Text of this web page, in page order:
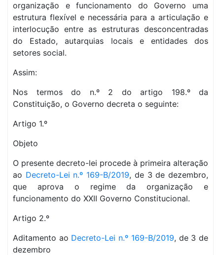
organização e funcionamento do Governo uma
estrutura flexível e necessária para a articulação e
interlocução entre as estruturas desconcentradas
do Estado, autarquias locais e entidades dos
setores social.
Assim:
Nos termos do n.º 2 do artigo 198.º da
Constituição, o Governo decreta o seguinte:
Artigo 1.º
Objeto
O presente decreto-lei procede à primeira alteração
ao Decreto-Lei n.º 169-B/2019, de 3 de dezembro,
que aprova o regime da organização e
funcionamento do XXII Governo Constitucional.
Artigo 2.º
Aditamento ao Decreto-Lei n.º 169-B/2019, de 3 de
dezembro